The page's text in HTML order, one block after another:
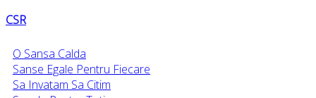
CSR
O Sansa Calda
Sanse Egale Pentru Fiecare
Sa Invatam Sa Citim